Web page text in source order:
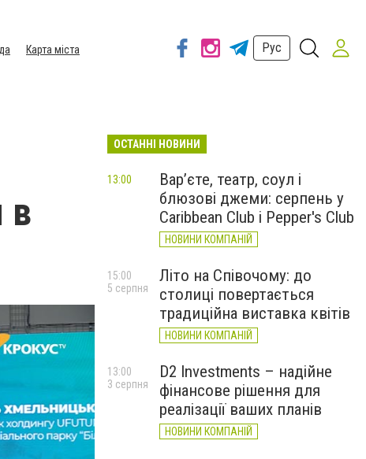
Карта міста
Рус
в
ОСТАННІ НОВИНИ
Вар’єте, театр, соул і
блюзові джеми: серпень у
Caribbean Club і Pepper's Club
НОВИНИ КОМПАНІЙ
13:00
Літо на Співочому: до
столиці повертається
традиційна виставка квітів
НОВИНИ КОМПАНІЙ
15:00
5 серпня
D2 Investments – надійне
фінансове рішення для
реалізації ваших планів
НОВИНИ КОМПАНІЙ
13:00
3 серпня